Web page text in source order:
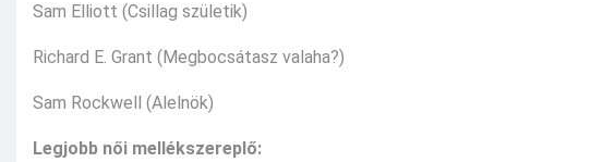
Sam Elliott (Csillag születik)
Richard E. Grant (Megbocsátasz valaha?)
Sam Rockwell (Alelnök)
Legjobb női mellékszereplő: